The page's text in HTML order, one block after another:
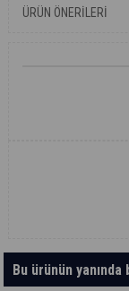
ÜRÜN ÖNERILERI
Bu ürünün